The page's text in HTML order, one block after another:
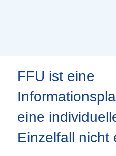
FFU ist eine
eine
Einzelfall nicht